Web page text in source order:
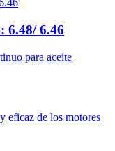
6.48/ 6.46
para aceite
eficaz de los motores